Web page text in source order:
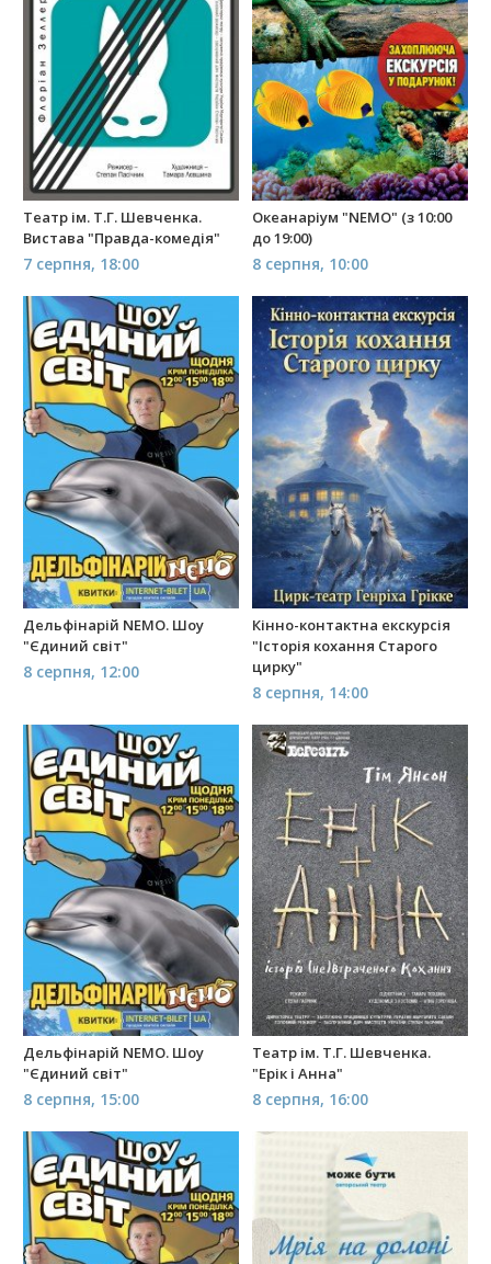
Театр ім. Т.Г. Шевченка.
Вистава "Правда-комедія"
7 серпня, 18:00
Океанаріум "NEMO" (з 10:00
до 19:00)
8 серпня, 10:00
Дельфінарій NEMO. Шоу
"Єдиний світ"
8 серпня, 12:00
Кінно-контактна екскурсія
"Історія кохання Старого
цирку"
8 серпня, 14:00
Дельфінарій NEMO. Шоу
"Єдиний світ"
8 серпня, 15:00
Театр ім. Т.Г. Шевченка.
"Ерік і Анна"
8 серпня, 16:00